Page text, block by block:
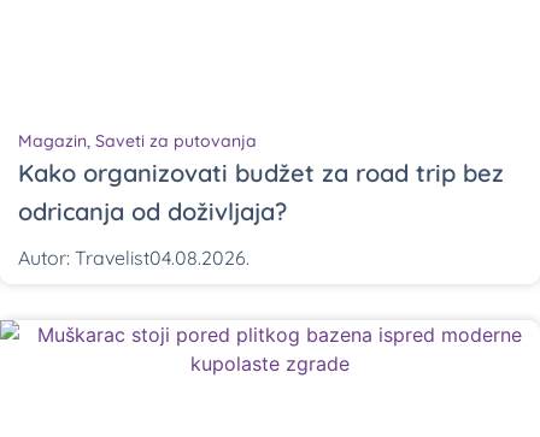
Magazin, Saveti za putovanja
Kako organizovati budžet za road trip bez
odricanja od doživljaja?
Autor: Travelist04.08.2026.